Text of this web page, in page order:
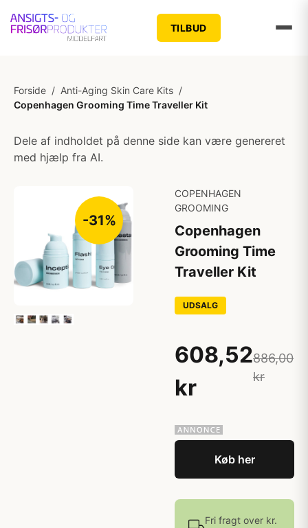
TILBUD
Forside / Anti-Aging Skin Care Kits /
Copenhagen Grooming Time Traveller Kit
Dele af indholdet på denne side kan være genereret
med hjælp fra AI.
-31%
COPENHAGEN
GROOMING
Copenhagen
Grooming Time
Traveller Kit
UDSALG
608,52
kr
886,00
kr
Køb her
Fri fragt over kr.